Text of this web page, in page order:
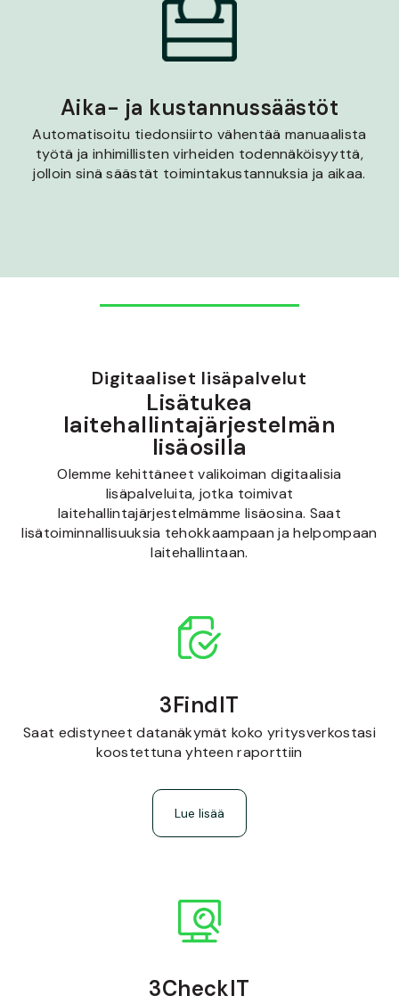
Aika- ja kustannussäästöt
Automatisoitu tiedonsiirto vähentää manuaalista
työtä ja inhimillisten virheiden todennäköisyyttä,
jolloin sinä säästät toimintakustannuksia ja aikaa.
Digitaaliset lisäpalvelut
Lisätukea
laitehallintajärjestelmän
lisäosilla
Olemme kehittäneet valikoiman digitaalisia
lisäpalveluita, jotka toimivat
laitehallintajärjestelmämme lisäosina. Saat
lisätoiminnallisuuksia tehokkaampaan ja helpompaan
laitehallintaan.
3FindIT
Saat edistyneet datanäkymät koko yritysverkostasi
koostettuna yhteen raporttiin
Lue lisää
3CheckIT